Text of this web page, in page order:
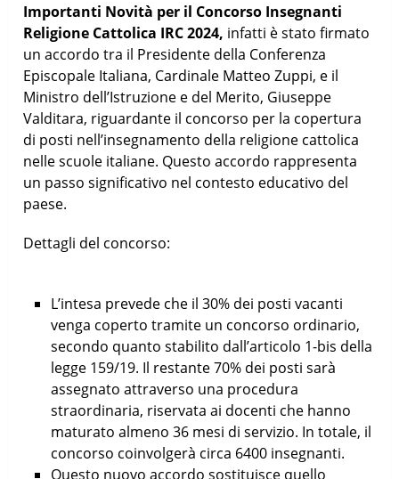
Importanti Novità per il Concorso Insegnanti
Religione Cattolica IRC 2024, infatti è stato firmato
un accordo tra il Presidente della Conferenza
Episcopale Italiana, Cardinale Matteo Zuppi, e il
Ministro dell’Istruzione e del Merito, Giuseppe
Valditara, riguardante il concorso per la copertura
di posti nell’insegnamento della religione cattolica
nelle scuole italiane. Questo accordo rappresenta
un passo significativo nel contesto educativo del
paese.
Dettagli del concorso:
L’intesa prevede che il 30% dei posti vacanti
venga coperto tramite un concorso ordinario,
secondo quanto stabilito dall’articolo 1-bis della
legge 159/19. Il restante 70% dei posti sarà
assegnato attraverso una procedura
straordinaria, riservata ai docenti che hanno
maturato almeno 36 mesi di servizio. In totale, il
concorso coinvolgerà circa 6400 insegnanti.
Questo nuovo accordo sostituisce quello